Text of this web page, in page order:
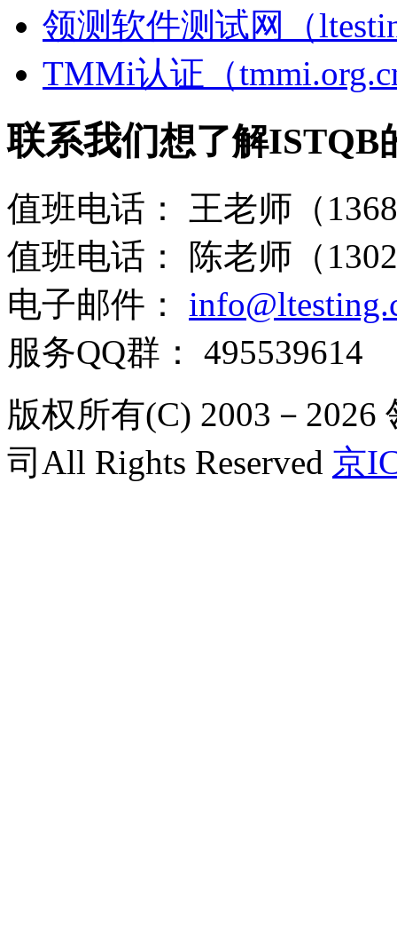
领测软件测试网（
TMMi认证（
联系我们想了解ISTQB
值班电话：
王老师（
值班电话：
陈老师（
电子邮件：
服务QQ群：
495539614
版权所有(C) 2003－
司All Rights Reserved 京